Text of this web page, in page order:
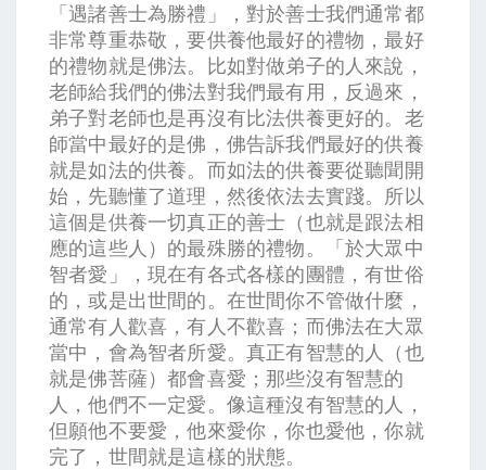
「遇諸善士為勝禮」，對於善士我們通常都
非常尊重恭敬，要供養他最好的禮物，最好
的禮物就是佛法。比如對做弟子的人來說，
老師給我們的佛法對我們最有用，反過來，
弟子對老師也是再沒有比法供養更好的。老
師當中最好的是佛，佛告訴我們最好的供養
就是如法的供養。而如法的供養要從聽聞開
始，先聽懂了道理，然後依法去實踐。所以
這個是供養一切真正的善士（也就是跟法相
應的這些人）的最殊勝的禮物。「於大眾中
智者愛」，現在有各式各樣的團體，有世俗
的，或是出世間的。在世間你不管做什麼，
通常有人歡喜，有人不歡喜；而佛法在大眾
當中，會為智者所愛。真正有智慧的人（也
就是佛菩薩）都會喜愛；那些沒有智慧的
人，他們不一定愛。像這種沒有智慧的人，
但願他不要愛，他來愛你，你也愛他，你就
完了，世間就是這樣的狀態。